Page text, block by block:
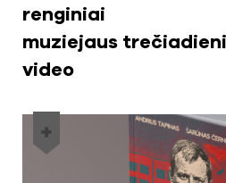
renginiai
muziejaus
video